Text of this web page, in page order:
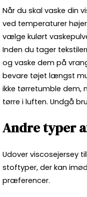
Når du skal vaske din
ved temperaturer
vælge kulørt
Inden du tager
og vaske dem på
bevare tøjet længst
ikke tørretumble
tørre i luften. Undgå
Andre typer
Udover viscosejersey
stoftyper, der kan
præferencer.